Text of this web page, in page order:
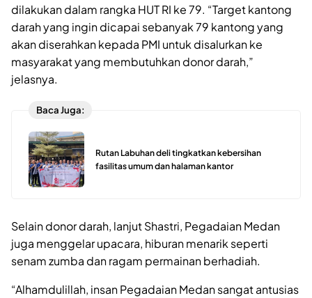
dilakukan dalam rangka HUT RI ke 79. “Target kantong
darah yang ingin dicapai sebanyak 79 kantong yang
akan diserahkan kepada PMI untuk disalurkan ke
masyarakat yang membutuhkan donor darah,”
jelasnya.
Baca Juga:
Rutan Labuhan deli tingkatkan kebersihan
fasilitas umum dan halaman kantor
Selain donor darah, lanjut Shastri, Pegadaian Medan
juga menggelar upacara, hiburan menarik seperti
senam zumba dan ragam permainan berhadiah.
“Alhamdulillah, insan Pegadaian Medan sangat antusias